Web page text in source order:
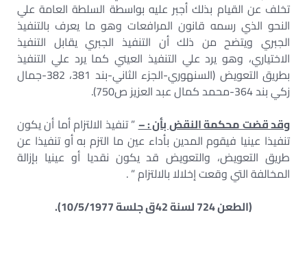
تخلف عن القيام بذلك أجبر عليه بواسطة السلطة العامة علي
النحو الذي رسمه قانون المرافعات وهو ما يعرف بالتنفيذ
الجبري ويتضح من ذلك أن التنفيذ الجبري يقابل التنفيذ
الاختياري، وهو يرد علي التنفيذ العيني كما يرد علي التنفيذ
بطريق التعويض (السنهوري-الجزء الثاني-بند 381، 382-جمال
زكي بند 364-محمد كمال عبد العزيز ص750).
وقد قضت محكمة النقض بأن : –” تنفيذ الالتزام أما أن يكون
تنفيذا عينيا فيقوم المدين بأداء عين ما التزم به أو تنفيذا عن
طريق التعويض، والتعويض قد يكون نقديا أو عينيا بإزالة
المخالفة التي وقعت إخلالا بالالتزام ” .
(الطعن 724 لسنة 42ق جلسة 10/5/1977).